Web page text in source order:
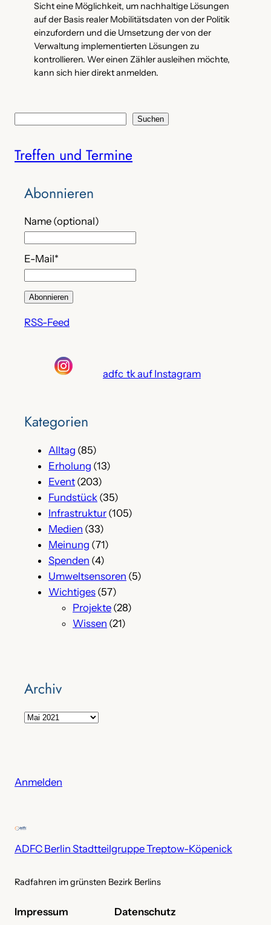
Sicht eine Möglichkeit, um nachhaltige Lösungen
auf der Basis realer Mobilitätsdaten von der Politik
einzufordern und die Umsetzung der von der
Verwaltung implementierten Lösungen zu
kontrollieren. Wer einen Zähler ausleihen möchte,
kann sich hier direkt anmelden.
c
Suchen
Treffen und Termine
Abonnieren
Name (optional)
E-Mail*
RSS-Feed
adfc_tk auf Instagram
Kategorien
Alltag (85)
Erholung (13)
Event (203)
Fundstück (35)
Infrastruktur (105)
Medien (33)
Meinung (71)
Spenden (4)
Umweltsensoren (5)
Wichtiges (57)
Projekte (28)
Wissen (21)
Archiv
A
i
Anmelden
ADFC Berlin Stadtteilgruppe Treptow-Köpenick
Radfahren im grünsten Bezirk Berlins
Impressum Datenschutz